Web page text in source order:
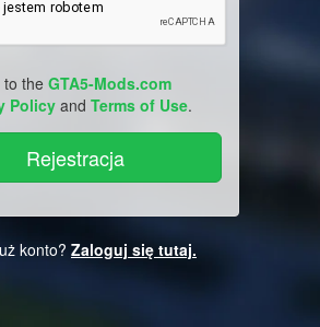
to theGTA5-Mods.com
Policy and Terms of Use.
konto? Zaloguj się tutaj.